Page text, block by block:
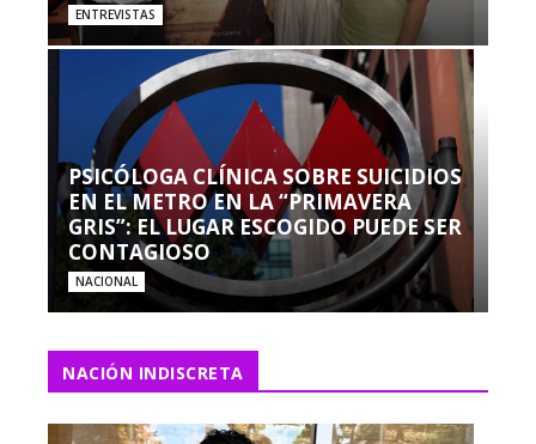
ENTREVISTAS
PSICÓLOGA CLÍNICA SOBRE SUICIDIOS
EN EL METRO EN LA “PRIMAVERA
GRIS”: EL LUGAR ESCOGIDO PUEDE SER
CONTAGIOSO
NACIONAL
NACIÓN INDISCRETA